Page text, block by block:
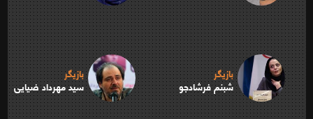
بازیگر
شبنم فرشادجو
بازیگر
سید مهرداد ضیایی